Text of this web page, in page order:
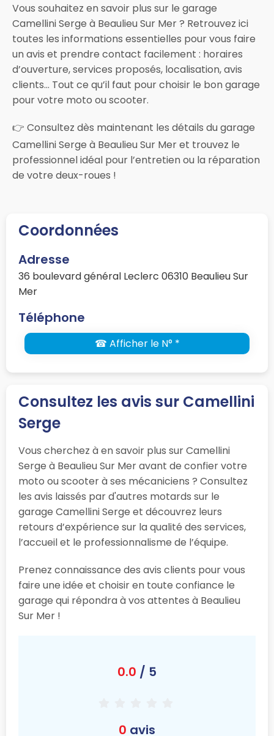
Vous souhaitez en savoir plus sur le garage
Camellini Serge à Beaulieu Sur Mer ? Retrouvez ici
toutes les informations essentielles pour vous faire
un avis et prendre contact facilement : horaires
d’ouverture, services proposés, localisation, avis
clients… Tout ce qu’il faut pour choisir le bon garage
pour votre moto ou scooter.
👉 Consultez dès maintenant les détails du garage
Camellini Serge à Beaulieu Sur Mer et trouvez le
professionnel idéal pour l’entretien ou la réparation
de votre deux-roues !
Coordonnées
Adresse
36 boulevard général Leclerc 06310 Beaulieu Sur
Mer
Téléphone
☎ Afficher le N° *
Consultez les avis sur Camellini
Serge
Vous cherchez à en savoir plus sur Camellini
Serge à Beaulieu Sur Mer avant de confier votre
moto ou scooter à ses mécaniciens ? Consultez
les avis laissés par d'autres motards sur le
garage Camellini Serge et découvrez leurs
retours d’expérience sur la qualité des services,
l’accueil et le professionnalisme de l’équipe.
Prenez connaissance des avis clients pour vous
faire une idée et choisir en toute confiance le
garage qui répondra à vos attentes à Beaulieu
Sur Mer !
0.0 / 5
0 avis